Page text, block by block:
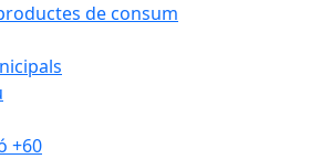
de consum
+60